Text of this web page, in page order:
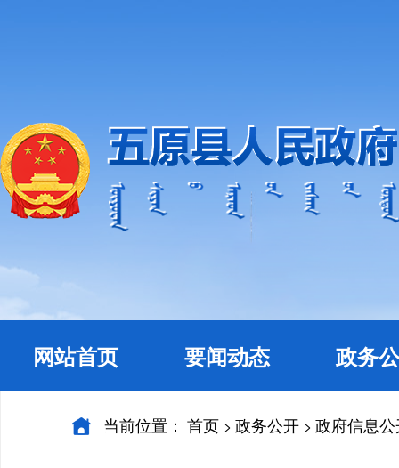
网站首页 要闻动态 政务
当前位置： 首页 > 政务公开 > 政府信息